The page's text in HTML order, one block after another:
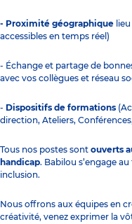
- Proximité géographique
accessibles en temps réel)
- Échange et partage de
avec vos collègues et réseau
- Dispositifs de formations
direction, Ateliers,
Tous nos postes sont ouverts
handicap. Babilou s’engage
inclusion.
Nous offrons aux équipes en
créativité, venez exprimer la